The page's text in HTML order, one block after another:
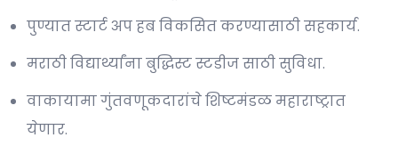
पुण्यात स्टार्ट अप हब विकसित करण्यासाठी सहकार्य.
मराठी विद्यार्थ्यांना बुद्धिस्ट स्टडीज साठी सुविधा.
वाकायामा गुंतवणूकदारांचे शिष्टमंडळ महाराष्ट्रात
येणार.